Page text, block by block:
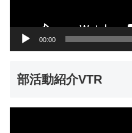
00:00
部活動紹介VTR